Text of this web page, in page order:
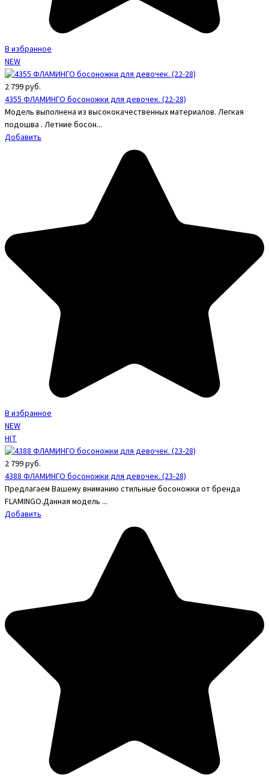
В избранное
NEW
2 799руб.
4355 ФЛАМИНГО босоножки для девочек. (22-28)
Модель выполнена из высококачественных материалов. Легкая
подошва . Летние босон...
Добавить
В избранное
NEW
HIT
2 799руб.
4388 ФЛАМИНГО босоножки для девочек. (23-28)
Предлагаем Вашему вниманию стильные босоножки от бренда
FLAMINGO.Данная модель ...
Добавить